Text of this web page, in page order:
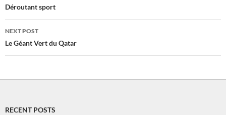
navigation
Déroutant sport
NEXT POST
Le Géant Vert du Qatar
RECENT POSTS